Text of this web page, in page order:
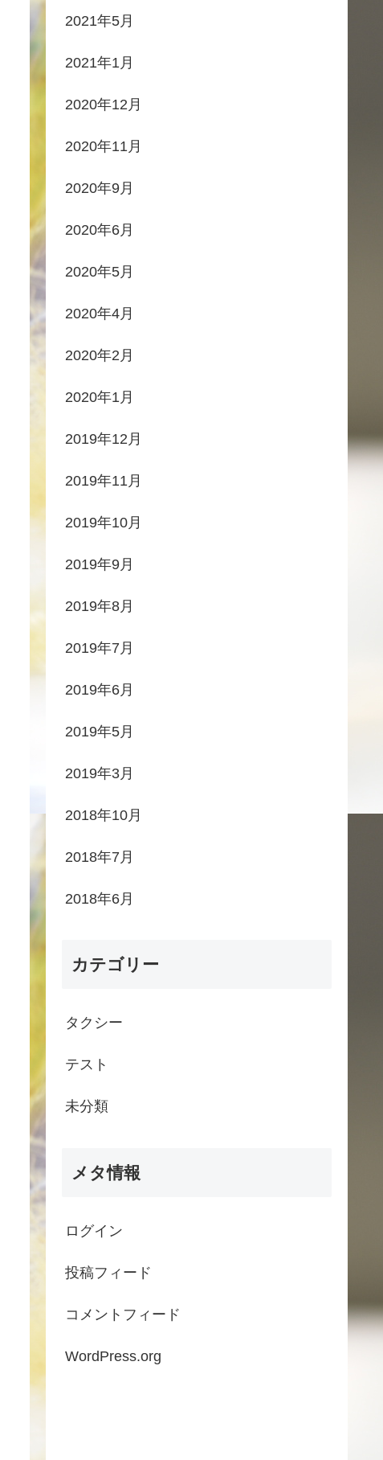
2021年5月
2021年1月
2020年12月
2020年11月
2020年9月
2020年6月
2020年5月
2020年4月
2020年2月
2020年1月
2019年12月
2019年11月
2019年10月
2019年9月
2019年8月
2019年7月
2019年6月
2019年5月
2019年3月
2018年10月
2018年7月
2018年6月
カテゴリー
タクシー
テスト
未分類
メタ情報
ログイン
投稿フィード
コメントフィード
WordPress.org